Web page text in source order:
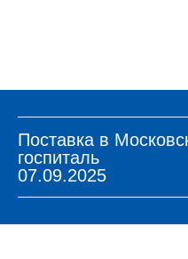
Поставка в
госпиталь
07.09.2025